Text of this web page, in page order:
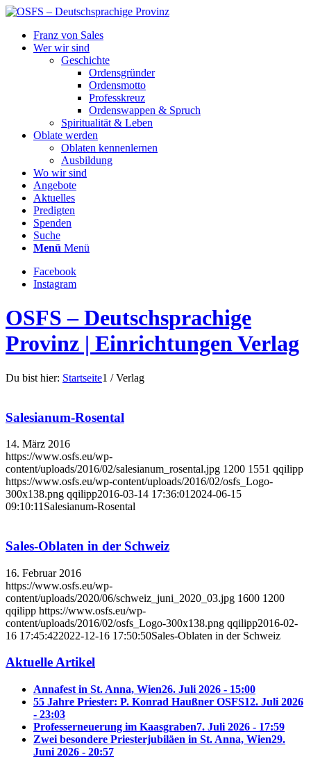
Franz von Sales
Wer wir sind
Geschichte
Ordensgründer
Ordensmotto
Professkreuz
Ordenswappen & Spruch
Spiritualität & Leben
Oblate werden
Oblaten kennenlernen
Ausbildung
Wo wir sind
Angebote
Aktuelles
Predigten
Spenden
Suche
Menü Menü
Facebook
Instagram
OSFS – Deutschsprachige
Provinz | Einrichtungen Verlag
Du bist hier: Startseite1 / Verlag
Salesianum-Rosental
14. März 2016
https://www.osfs.eu/wp-
content/uploads/2016/02/salesianum_rosental.jpg 1200 1551 qqilipp
https://www.osfs.eu/wp-content/uploads/2016/02/osfs_Logo-
300x138.png qqilipp2016-03-14 17:36:01 2024-06-15
09:10:11 Salesianum-Rosental
Sales-Oblaten in der Schweiz
16. Februar 2016
https://www.osfs.eu/wp-
content/uploads/2020/06/schweiz_juni_2020_03.jpg 1600 1200
qqilipp https://www.osfs.eu/wp-
content/uploads/2016/02/osfs_Logo-300x138.png qqilipp2016-02-
16 17:45:422022-12-16 17:50:50Sales-Oblaten in der Schweiz
Aktuelle Artikel
Annafest in St. Anna, Wien26. Juli 2026 - 15:00
55 Jahre Priester: P. Konrad Haußner OSFS12. Juli 2026
- 23:03
Professerneuerung im Kaasgraben7. Juli 2026 - 17:59
Zwei besondere Priesterjubiläen in St. Anna, Wien29.
Juni 2026 - 20:57